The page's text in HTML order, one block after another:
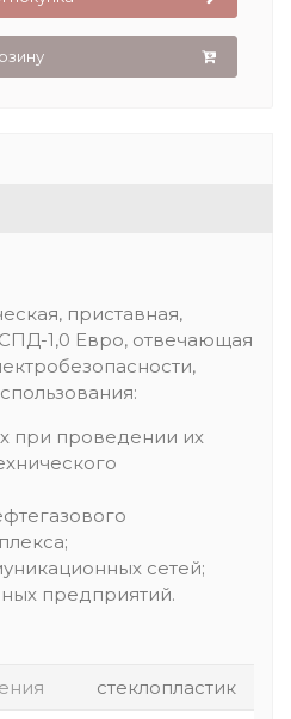
приставная,
1,0 Евро, отвечающая
при проведении их
сетей;
предприятий.
стеклопластик